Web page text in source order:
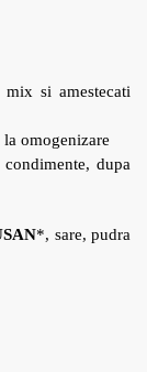
mix si amestecati
omogenizare
dupa
*, sare, pudra